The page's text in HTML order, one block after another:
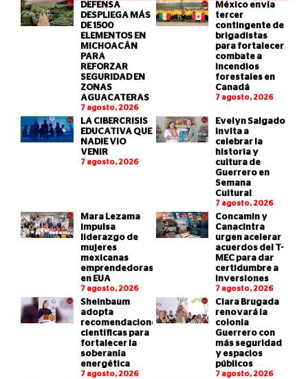
DEFENSA
DESPLIEGA MÁS
DE 1500
ELEMENTOS EN
MICHOACÁN
PARA
REFORZAR
SEGURIDAD EN
ZONAS
AGUACATERAS
7 agosto, 2026
México envía
tercer
contingente de
brigadistas
para fortalecer
combate a
incendios
forestales en
Canadá
7 agosto, 2026
LA CIBERCRISIS
EDUCATIVA QUE
NADIE VIO
VENIR
7 agosto, 2026
Evelyn Salgado
invita a
celebrar la
historia y
cultura de
Guerrero en
Semana
Cultural
7 agosto, 2026
Mara Lezama
impulsa
liderazgo de
mujeres
mexicanas
emprendedoras
en EUA
7 agosto, 2026
Concamin y
Canacintra
urgen acelerar
acuerdos del T-
MEC para dar
certidumbre a
inversiones
7 agosto, 2026
Sheinbaum
adopta
recomendaciones
científicas para
fortalecer la
soberanía
energética
7 agosto, 2026
Clara Brugada
renovará la
colonia
Guerrero con
más seguridad
y espacios
públicos
7 agosto, 2026